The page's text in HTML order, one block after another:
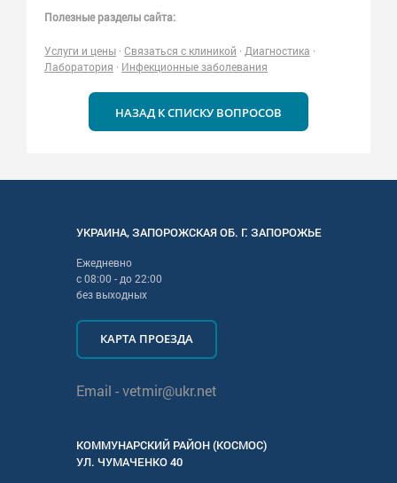
Полезные разделы сайта:
Услуги и цены · Связаться с клиникой · Диагностика ·
Лаборатория · Инфекционные заболевания
НАЗАД К СПИСКУ ВОПРОСОВ
УКРАИНА,ЗАПОРОЖСКАЯОБ. Г. ЗАПОРОЖЬЕ
Ежедневно
с08:00 - до22:00
без выходных
КАРТА ПРОЕЗДА
Email -vetmir@ukr.net
КОММУНАРСКИЙ РАЙОН (КОСМОС)
УЛ. ЧУМАЧЕНКО 40